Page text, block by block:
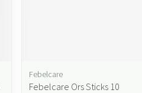
Febelcare
Febelcare Ors Sticks 10